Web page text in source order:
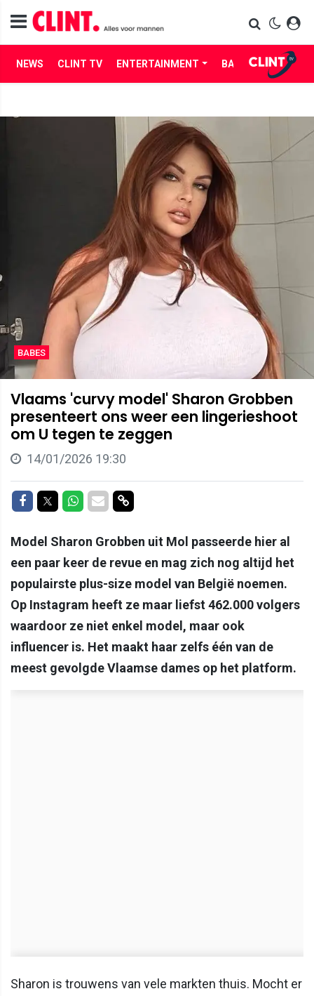
NEWS CLINT TV ENTERTAINMENT BABES LIFE
BABES
Vlaams 'curvy model' Sharon Grobben
presenteert ons weer een lingerieshoot
om U tegen te zeggen
14/01/2026 19:30
Delen op Facebook
Delen op Twitter
Delen op Whatsapp
Delen via Mail
Delen via link
Model Sharon Grobben uit Mol passeerde hier al
een paar keer de revue en mag zich nog altijd het
populairste plus-size model van België noemen.
Op Instagram heeft ze maar liefst 462.000 volgers
waardoor ze niet enkel model, maar ook
influencer is. Het maakt haar zelfs één van de
meest gevolgde Vlaamse dames op het platform.
Sharon is trouwens van vele markten thuis. Mocht er